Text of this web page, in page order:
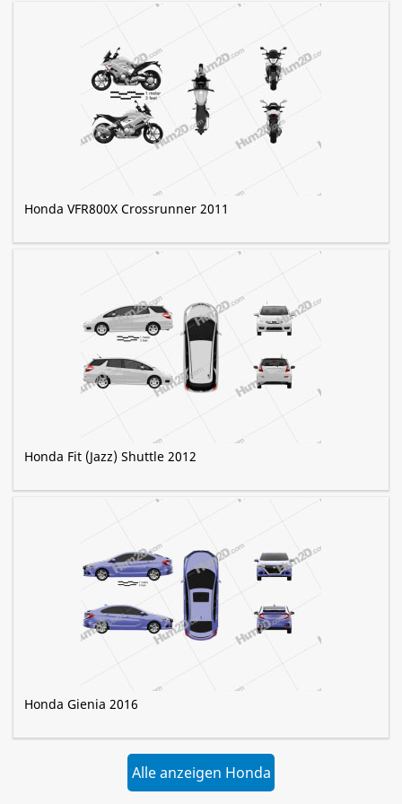
Honda VFR800X Crossrunner 2011
Honda Fit (Jazz) Shuttle 2012
Honda Gienia 2016
Alle anzeigen Honda